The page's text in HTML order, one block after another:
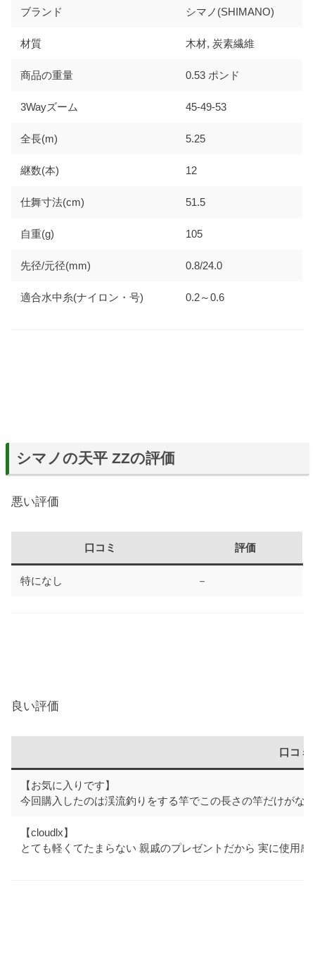
ブランド シマノ(SHIMANO)
材質 木材, 炭素繊維
商品の重量 0.53 ポンド
3Wayズーム 45-49-53
全長(m) 5.25
継数(本) 12
仕舞寸法(cm) 51.5
自重(g) 105
先径/元径(mm) 0.8/24.0
適合水中糸(ナイロン・号) 0.2～0.6
シマノの天平 ZZの評価
悪い評価
口コミ 評価
特になし －
良い評価
口コミ
【お気に入りです】
今回購入したのは渓流釣りをする竿でこの長さの竿だけがな
【cloudlx】
とても軽くてたまらない 親戚のプレゼントだから 実に使用感